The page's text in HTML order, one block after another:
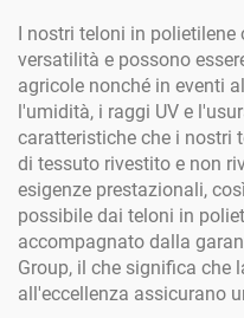
I nostri teloni in
versatilità e possono
agricole nonché in eventi
l'umidità, i raggi UV e
caratteristiche che i nostri
di tessuto rivestito e non
esigenze prestazionali,
possibile dai teloni in
accompagnato dalla
Group, il che significa che
all'eccellenza assicurano